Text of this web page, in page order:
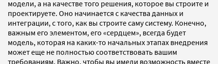
модели, а на качестве того решения, которое вы строите и
проектируете. Оно начинается с качества данных и
интеграции, с того, как вы строите саму систему. Конечно,
важным его элементом, его «сердцем», всегда будет
модель, которая на каких-то начальных этапах внедрения
может еще не полностью соответствовать вашим
требованиям. Важно, чтобы вы имели возможность вместе